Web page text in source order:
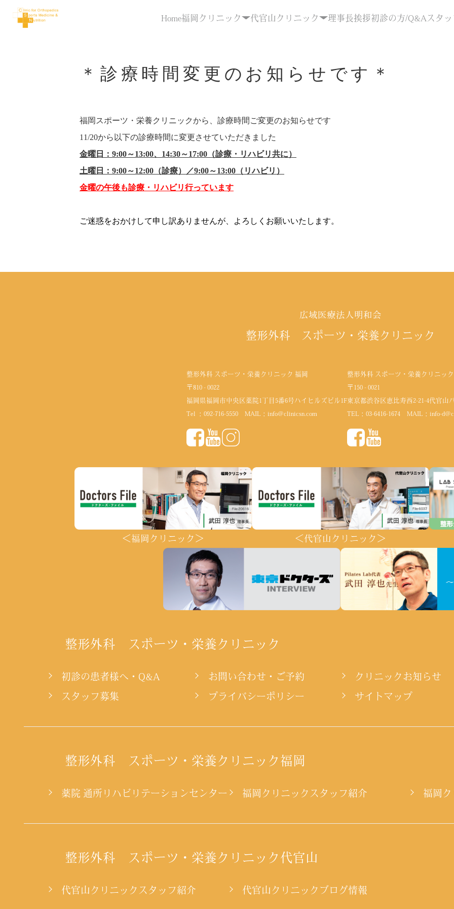
Home福岡クリニック 代官山クリニック 理事長挨拶初診の方/Q&A スタ
＊診療時間変更のお知らせです＊
福岡スポーツ・栄養クリニックから、診療時間ご変更のお知らせです
11/20から以下の診療時間に変更させていただきました
金曜日：9:00～13:00、14:30～17:00（診療・リハビリ共に）
土曜日：9:00～12:00（診療）／9:00～13:00（リハビリ）
金曜の午後も診療・リハビリ行っています
ご迷惑をおかけして申し訳ありませんが、よろしくお願いいたします。
広域医療法人明和会
整形外科 スポーツ・栄養クリニック
整形外科 スポーツ・栄養クリニック 福岡
〒810 - 0022
福岡県福岡市中央区薬院1丁目5番6号ハイヒルズビル1F
Tel ： 092-716-5550MAIL： info@clinicsn.com
整形外科 スポーツ・栄養クリニッ
〒150 - 0021
東京都渋谷区恵比寿西2-21-4代官山
TEL： 03-6416-1674MAIL： info-
＜福岡クリニック＞ ＜代官山クリニック＞
整形外科 スポーツ・栄養クリニック
初診の患者様へ・Q&A お問い合わせ・ご予約 クリニックお知らせ
スタッフ募集 プライバシーポリシー サイトマップ
整形外科 スポーツ・栄養クリニック福岡
薬院 通所リハビリテーションセンター 福岡クリニックスタッフ紹介 福岡
整形外科 スポーツ・栄養クリニック代官山
代官山クリニックスタッフ紹介 代官山クリニックブログ情報